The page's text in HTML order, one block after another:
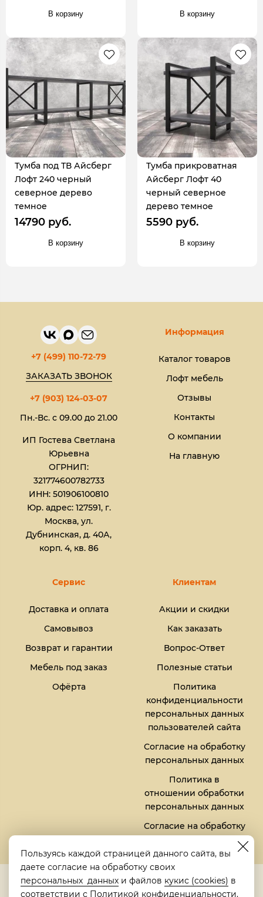
В корзину В корзину
Тумба под ТВ Айсберг
Лофт 240 черный
северное дерево
темное
14790 руб.
В корзину
Тумба прикроватная
Айсберг Лофт 40
черный северное
дерево темное
5590 руб.
В корзину
+7 (499) 110-72-79
ЗАКАЗАТЬ ЗВОНОК
+7 (903) 124-03-07
Пн.-Вс. с 09.00 до 21.00
ИП Гостева Светлана
Юрьевна​
ОГРНИП:
321774600782733
ИНН: 501906100810
Юр. адрес: 127591, г.
Москва, ул.
Дубнинская, д. 40А,
корп. 4, кв. 86
Информация
Каталог товаров
Лофт мебель
Отзывы
Контакты
О компании
На главную
Сервис
Доставка и оплата
Самовывоз
Возврат и гарантии
Мебель под заказ
Офёрта
Клиентам
Акции и скидки
Как заказать
Вопрос-Ответ
Полезные статьи
Политика
конфиденциальности
персональных данных
пользователей сайта
Согласие на обработку
персональных данных
Политика в
отношении обработки
персональных данных
Согласие на обработку
файлов кукис (cookies)
5,0
Рейтинг в Яндексе
Пользуясь каждой страницей данного сайта, вы
даете согласие на обработку своих
персональных данных и файлов кукис (cookies) в
соответствии с Политикой конфиденциальности.